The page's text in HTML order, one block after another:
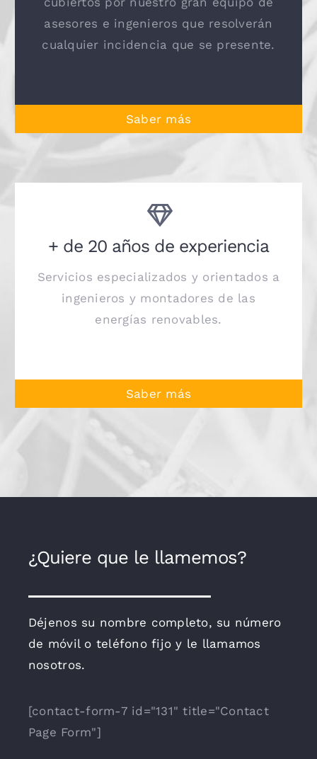
asesores e ingenieros que resolverán
cualquier incidencia que se presente.
Saber más
+ de 20 años de experiencia
Servicios especializados y orientados a
ingenieros y montadores de las
energías renovables.
Saber más
¿Quiere que le llamemos?
Déjenos su nombre completo, su número
de móvil o teléfono fijo y le llamamos
nosotros.
[contact-form-7 id="131" title="Contact
Page Form"]